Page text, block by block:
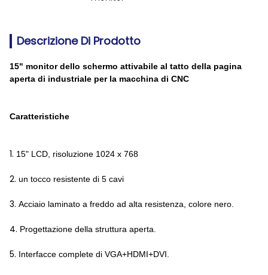
Descrizione Di Prodotto
15" monitor dello schermo attivabile al tatto della pagina
aperta di industriale per la macchina di CNC
Caratteristiche
1. 15" LCD, risoluzione 1024 x 768
2. un tocco resistente di 5 cavi
3. Acciaio laminato a freddo ad alta resistenza, colore nero.
4. Progettazione della struttura aperta.
5. Interfacce complete di VGA+HDMI+DVI.